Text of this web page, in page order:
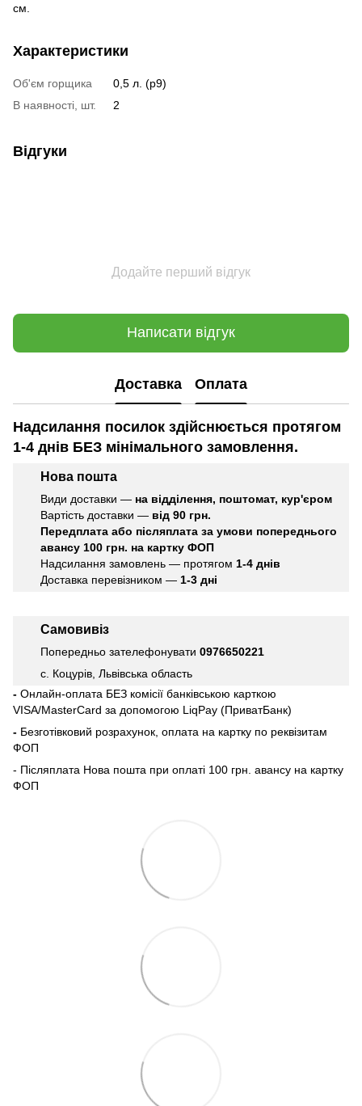
см.
Характеристики
Об'єм горщика
0,5 л. (p9)
В наявності, шт.
2
Відгуки
Додайте перший відгук
Написати відгук
Доставка Оплата
Надсилання посилок здійснюється протягом
1-4 днів БЕЗ мінімального замовлення.
Нова пошта
Види доставки — на відділення, поштомат, кур'єром
Вартість доставки — від 90 грн.
Передплата або післяплата за умови попереднього
авансу 100 грн. на картку ФОП
Надсилання замовлень — протягом 1-4 днів
Доставка перевізником — 1-3 дні
Самовивіз
Попередньо зателефонувати 0976650221
с. Коцурів, Львівська область
- Онлайн-оплата БЕЗ комісії банківською карткою
VISA/MasterCard за допомогою LiqPay (ПриватБанк)
- Безготівковий розрахунок, оплата на картку по реквізитам
ФОП
- Післяплата Нова пошта при оплаті 100 грн. авансу на картку
ФОП